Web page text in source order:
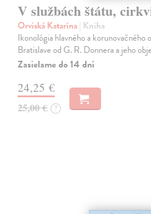
V službách štátu,
Orviská Katarína| Kniha
Ikonológia hlavného a korunovačného
Bratislave od G. R. Donnera a jeho
Zasielame do 14 dní
24,25 €
25,00 € ?